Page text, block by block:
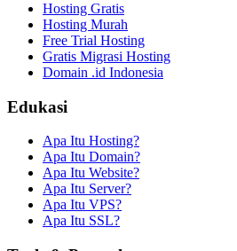
Hosting Gratis
Hosting Murah
Free Trial Hosting
Gratis Migrasi Hosting
Domain .id Indonesia
Edukasi
Apa Itu Hosting?
Apa Itu Domain?
Apa Itu Website?
Apa Itu Server?
Apa Itu VPS?
Apa Itu SSL?